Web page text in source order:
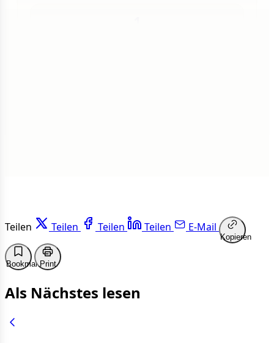
Teilen Teilen Teilen Teilen E-Mail
Kopieren
BookmarkPrint
Als Nächstes lesen